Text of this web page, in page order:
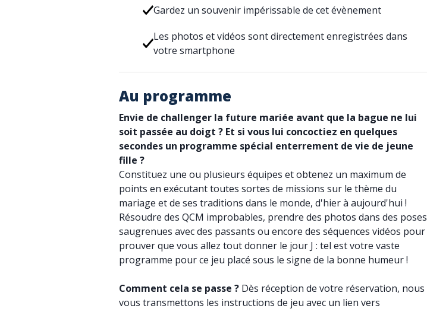
Gardez un souvenir impérissable de cet évènement
Les photos et vidéos sont directement enregistrées dans
votre smartphone
Au programme
Envie de challenger la future mariée avant que la bague ne lui
soit passée au doigt ? Et si vous lui concoctiez en quelques
secondes un programme spécial enterrement de vie de jeune
fille ?
Constituez une ou plusieurs équipes et obtenez un maximum de
points en exécutant toutes sortes de missions sur le thème du
mariage et de ses traditions dans le monde, d'hier à aujourd'hui !
Résoudre des QCM improbables, prendre des photos dans des poses
saugrenues avec des passants ou encore des séquences vidéos pour
prouver que vous allez tout donner le jour J : tel est votre vaste
programme pour ce jeu placé sous le signe de la bonne humeur !
Comment cela se passe ? Dès réception de votre réservation, nous
vous transmettons les instructions de jeu avec un lien vers